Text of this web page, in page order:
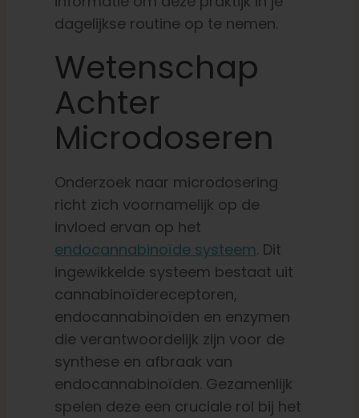
dagelijkse routine op te nemen.
Wetenschap
Achter
Microdoseren
Onderzoek naar microdosering
richt zich voornamelijk op de
invloed ervan op het
endocannabinoïde systeem. Dit
ingewikkelde systeem bestaat uit
cannabinoïdereceptoren,
endocannabinoïden en enzymen
die verantwoordelijk zijn voor de
synthese en afbraak van
endocannabinoïden. Gezamenlijk
spelen deze een cruciale rol bij het